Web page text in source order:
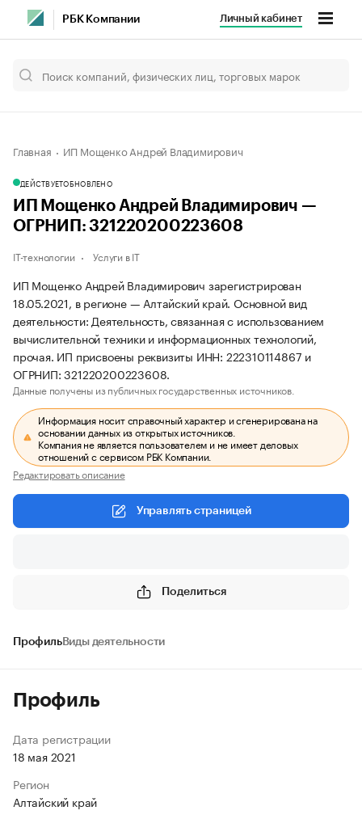
РБК Компании Личный кабинет
Главная ИП Мощенко Андрей Владимирович
ДЕЙСТВУЕТОБНОВЛЕНО
ИП Мощенко Андрей Владимирович —
ОГРНИП: 321220200223608
IT-технологии Услуги в IT
ИП Мощенко Андрей Владимирович зарегистрирован
18.05.2021, в регионе — Алтайский край. Основной вид
деятельности: Деятельность, связанная с использованием
вычислительной техники и информационных технологий,
прочая. ИП присвоены реквизиты ИНН: 222310114867 и
ОГРНИП: 321220200223608.
Данные получены из публичных государственных источников.
Информация носит справочный характер и сгенерирована на
основании данных из открытых источников.
Компания не является пользователем и не имеет деловых
отношений с сервисом РБК Компании.
Редактировать описание
Управлять страницей
Поделиться
ПрофильВиды деятельности
Профиль
Дата регистрации
18 мая 2021
Регион
Алтайский край